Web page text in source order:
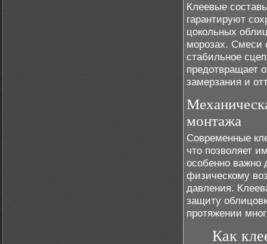
Клеевые
гарантируют
цокольных
морозах. Смеси
стабильное
предотвращает
замерзания и
монтажа
Современные
что позволяет
особенно важно
физическому
давления.
защиту
протяжении
Как